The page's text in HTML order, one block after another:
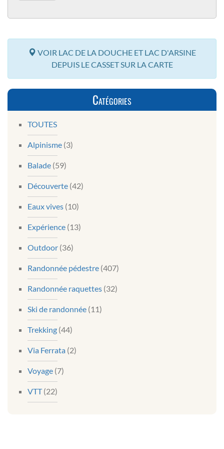
VOIR LAC DE LA DOUCHE ET LAC D'ARSINE
DEPUIS LE CASSET SUR LA CARTE
Catégories
TOUTES
Alpinisme (3)
Balade (59)
Découverte (42)
Eaux vives (10)
Expérience (13)
Outdoor (36)
Randonnée pédestre (407)
Randonnée raquettes (32)
Ski de randonnée (11)
Trekking (44)
Via Ferrata (2)
Voyage (7)
VTT(22)